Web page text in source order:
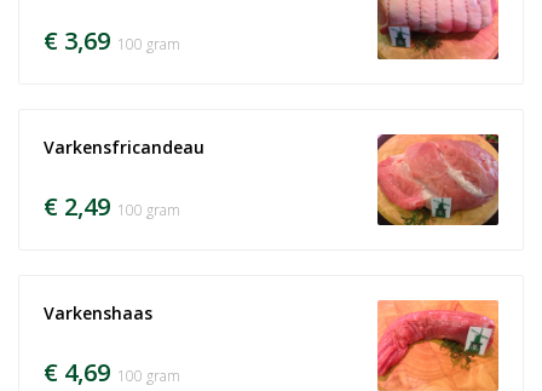
€ 3,69 100 gram
Varkensfricandeau
€ 2,49 100 gram
Varkenshaas
€ 4,69 100 gram